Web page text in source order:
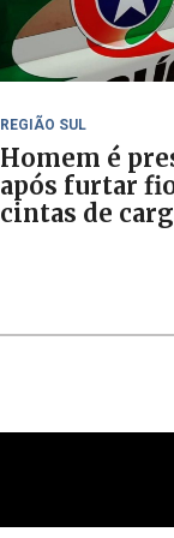
REGIÃO SUL
Homem é
após furtar
cintas de